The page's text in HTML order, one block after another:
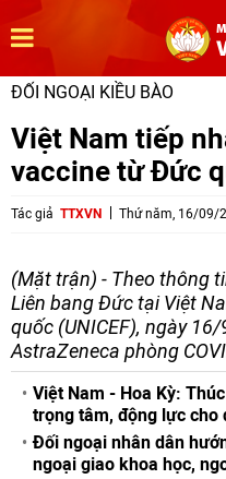
ĐỐI NGOẠI KIỀU BÀO
Việt Nam tiếp
vaccine từ Đức
Tác giả TTXVN Thứ năm, 16/09/
(Mặt trận) - Theo thông
Liên bang Đức tại Việt
quốc (UNICEF), ngày
AstraZeneca phòng
Việt Nam - Hoa Kỳ:
trọng tâm, động lực cho
Đối ngoại nhân dân
ngoại giao khoa học,